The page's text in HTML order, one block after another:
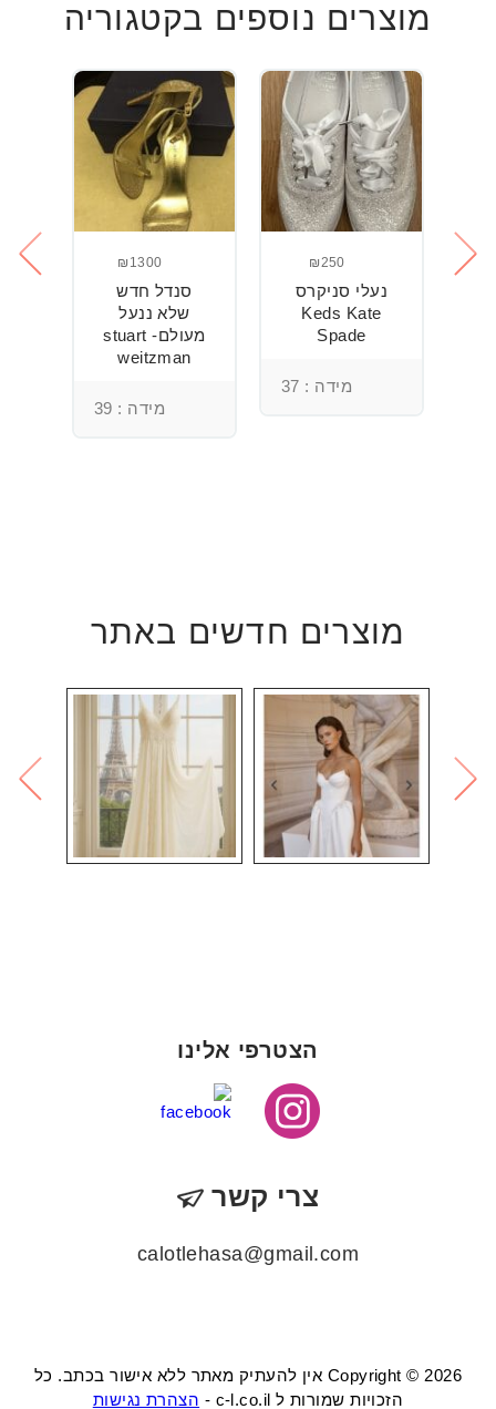
מוצרים נוספים בקטגוריה
₪250
נעלי סניקרס
Keds Kate
Spade
מידה : 37
₪1300
סנדל חדש
שלא ננעל
מעולם- stuart
weitzman
מידה : 39
מוצרים חדשים באתר
הצטרפי אלינו
צרי קשר
calotlehasa@gmail.com
Copyright © 2026 אין להעתיק מאתר ללא אישור בכתב. כל
הזכויות שמורות ל c-l.co.il -
הצהרת נגישות